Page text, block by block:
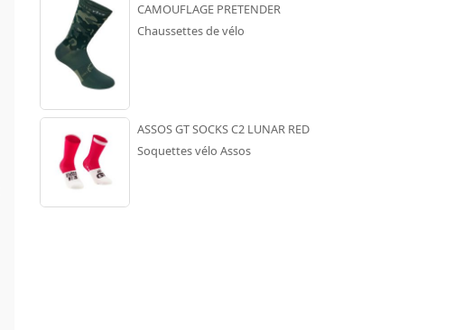
CAMOUFLAGE PRETENDER
Chaussettes de vélo
ASSOS GT SOCKS C2 LUNAR RED
Soquettes vélo Assos